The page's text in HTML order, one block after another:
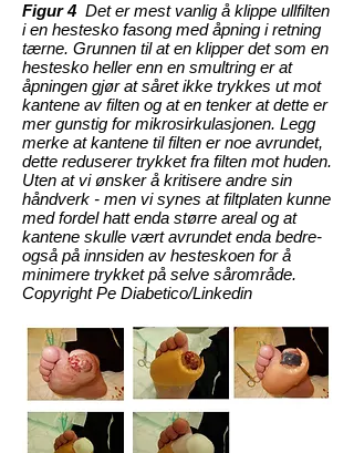
Figur 4 Det er mest vanlig å klippe ullfilten
i en hestesko fasong med åpning i retning
tærne. Grunnen til at en klipper det som en
hestesko heller enn en smultring er at
åpningen gjør at såret ikke trykkes ut mot
kantene av filten og at en tenker at dette er
mer gunstig for mikrosirkulasjonen. Legg
merke at kantene til filten er noe avrundet,
dette reduserer trykket fra filten mot huden.
Uten at vi ønsker å kritisere andre sin
håndverk - men vi synes at filtplaten kunne
med fordel hatt enda større areal og at
kantene skulle vært avrundet enda bedre-
også på innsiden av hesteskoen for å
minimere trykket på selve sårområde.
Copyright Pe Diabetico/Linkedin